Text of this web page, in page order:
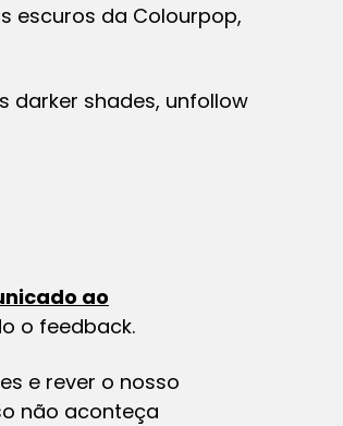
escuros da Colourpop,
darker shades, unfollow
ao
o feedback.
e rever o nosso
não aconteça